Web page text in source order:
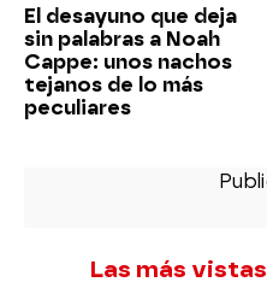
El desayuno que deja
sin palabras a Noah
Cappe: unos nachos
tejanos de lo más
peculiares
Las más vistas